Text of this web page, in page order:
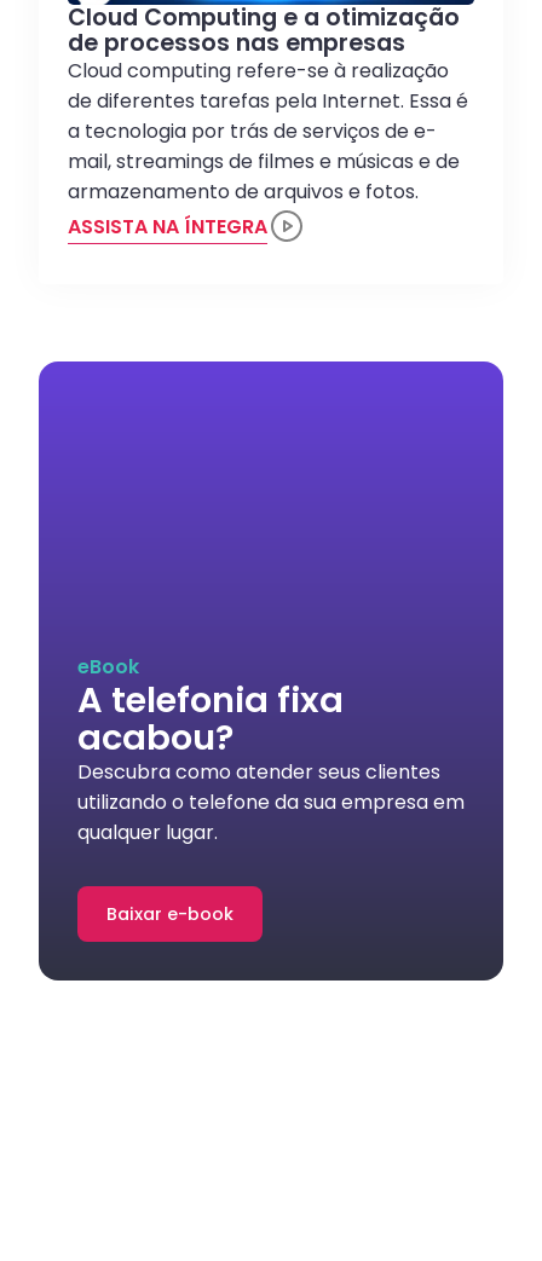
Cloud Computing e a otimização
de processos nas empresas
Cloud computing refere-se à realização
de diferentes tarefas pela Internet. Essa é
a tecnologia por trás de serviços de e-
mail, streamings de filmes e músicas e de
armazenamento de arquivos e fotos.
ASSISTA NA ÍNTEGRA
eBook
A telefonia fixa
acabou?
Descubra como atender seus clientes
utilizando o telefone da sua empresa em
qualquer lugar.
Baixar e-book